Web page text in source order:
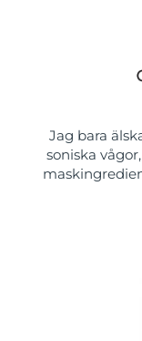
Jag bara
soniska